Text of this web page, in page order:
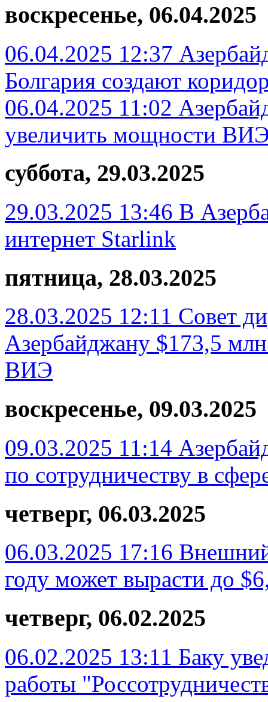
воскресенье, 06.04.2025
06.04.2025 12:37
Болгария создают
06.04.2025 11:02
увеличить мощности
суббота, 29.03.2025
29.03.2025 13:46 В
интернет Starlink
пятница, 28.03.2025
28.03.2025 12:11 Совет
Азербайджану $173,5
ВИЭ
воскресенье, 09.03.2025
09.03.2025 11:14
по сотрудничеству в
четверг, 06.03.2025
06.03.2025 17:16
году может вырасти до
четверг, 06.02.2025
06.02.2025 13:11 Баку
работы